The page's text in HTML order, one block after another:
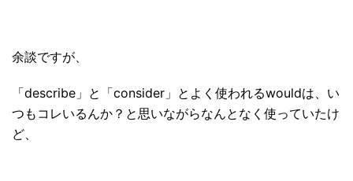
余談ですが、
「describe」と「consider」とよく使われるwouldは、い
つもコレいるんか？と思いながらなんとなく使っていたけ
ど、